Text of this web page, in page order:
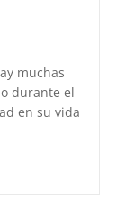
muchas
durante el
en su vida